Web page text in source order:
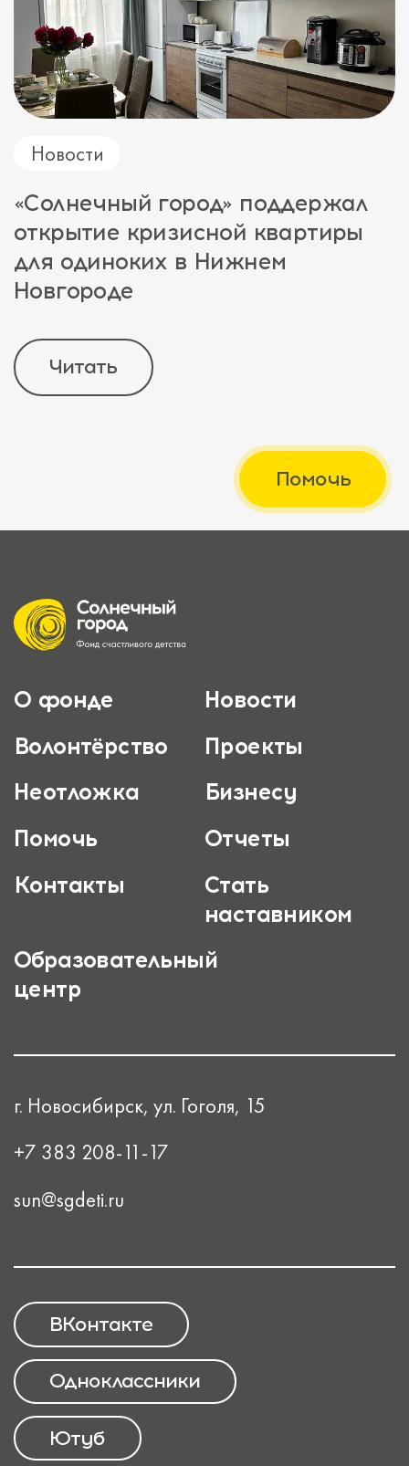
Новости
«Солнечный город» поддержал
открытие кризисной квартиры
для одиноких в Нижнем
Новгороде
Читать
Помочь
О фонде
Новости
Волонтёрство
Проекты
Неотложка
Бизнесу
Помочь
Отчеты
Контакты
Стать
наставником
Образовательный
центр
г. Новосибирск, ул. Гоголя, 15
+7 383 208-11-17
sun@sgdeti.ru
ВКонтакте
Одноклассники
Ютуб